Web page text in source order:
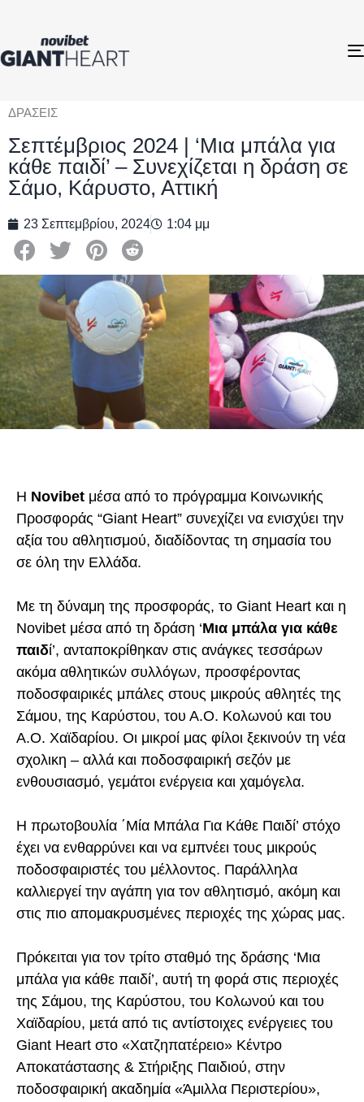
ΔΡΑΣΕΙΣ
Σεπτέμβριος 2024 | ‘Μια μπάλα για
κάθε παιδί’ – Συνεχίζεται η δράση σε
Σάμο, Κάρυστο, Αττική
23 Σεπτεμβρίου, 2024 1:04 μμ
Η Novibet μέσα από το πρόγραμμα Κοινωνικής
Προσφοράς “Giant Heart” συνεχίζει να ενισχύει την
αξία του αθλητισμού, διαδίδοντας τη σημασία του
σε όλη την Ελλάδα.
Με τη δύναμη της προσφοράς, το Giant Heart και η
Novibet μέσα από τη δράση ‘Μια μπάλα για κάθε
παιδί’, ανταποκρίθηκαν στις ανάγκες τεσσάρων
ακόμα αθλητικών συλλόγων, προσφέροντας
ποδοσφαιρικές μπάλες στους μικρούς αθλητές της
Σάμου, της Καρύστου, του Α.Ο. Κολωνού και του
Α.Ο. Χαϊδαρίου. Οι μικροί μας φίλοι ξεκινούν τη νέα
σχολικη – αλλά και ποδοσφαιρική σεζόν με
ενθουσιασμό, γεμάτοι ενέργεια και χαμόγελα.
Η πρωτοβουλία ΄Μία Μπάλα Για Κάθε Παιδί’ στόχο
έχει να ενθαρρύνει και να εμπνέει τους μικρούς
ποδοσφαιριστές του μέλλοντος. Παράλληλα
καλλιεργεί την αγάπη για τον αθλητισμό, ακόμη και
στις πιο απομακρυσμένες περιοχές της χώρας μας.
Πρόκειται για τον τρίτο σταθμό της δράσης ‘Μια
μπάλα για κάθε παιδί’, αυτή τη φορά στις περιοχές
της Σάμου, της Καρύστου, του Κολωνού και του
Χαϊδαρίου, μετά από τις αντίστοιχες ενέργειες του
Giant Heart στο «Χατζηπατέρειο» Κέντρο
Αποκατάστασης & Στήριξης Παιδιού, στην
ποδοσφαιρική ακαδημία «Άμιλλα Περιστερίου»,